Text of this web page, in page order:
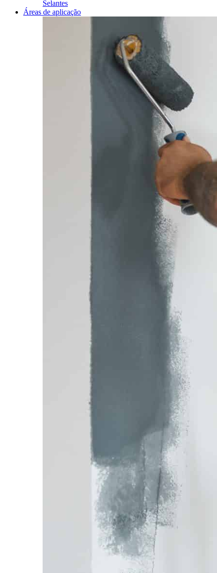
Selantes
Áreas de aplicação